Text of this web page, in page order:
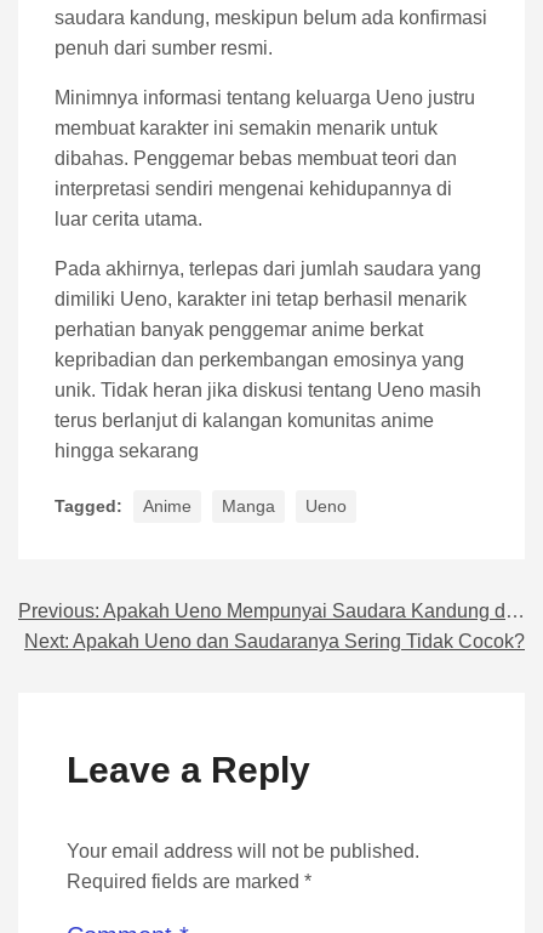
saudara kandung, meskipun belum ada konfirmasi
penuh dari sumber resmi.
Minimnya informasi tentang keluarga Ueno justru
membuat karakter ini semakin menarik untuk
dibahas. Penggemar bebas membuat teori dan
interpretasi sendiri mengenai kehidupannya di
luar cerita utama.
Pada akhirnya, terlepas dari jumlah saudara yang
dimiliki Ueno, karakter ini tetap berhasil menarik
perhatian banyak penggemar anime berkat
kepribadian dan perkembangan emosinya yang
unik. Tidak heran jika diskusi tentang Ueno masih
terus berlanjut di kalangan komunitas anime
hingga sekarang
Tagged: Anime Manga Ueno
Navigasi pos
Previous: Apakah Ueno Mempunyai Saudara Kandung di Anime?
Next: Apakah Ueno dan Saudaranya Sering Tidak Cocok?
Leave a Reply
Your email address will not be published.
Required fields are marked *